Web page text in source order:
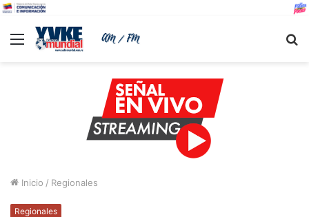
Menu
Inicio / Regionales
Regionales